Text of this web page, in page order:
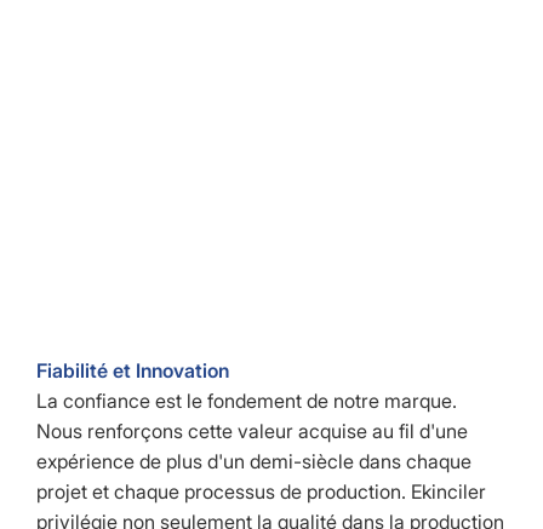
Fiabilité et Innovation
La confiance est le fondement de notre marque.
Nous renforçons cette valeur acquise au fil d'une
expérience de plus d'un demi-siècle dans chaque
projet et chaque processus de production. Ekinciler
privilégie non seulement la qualité dans la production